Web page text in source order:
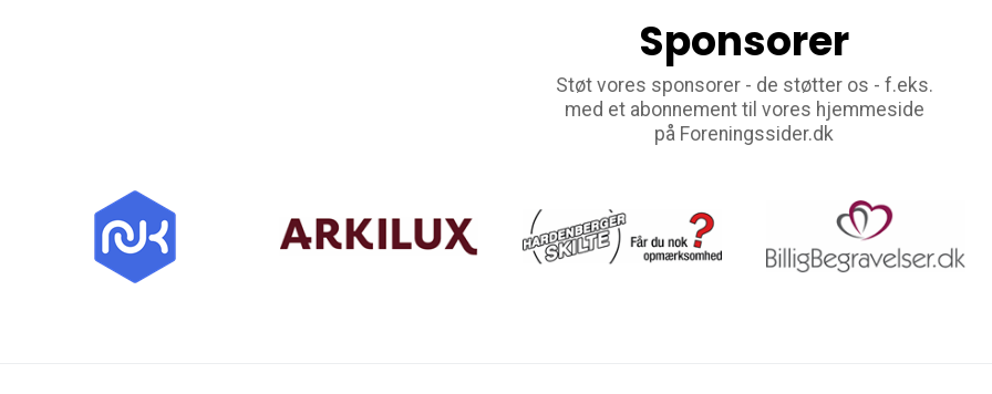
Sponsorer
Støt vores sponsorer - de støtter os - f.eks.
med et abonnement til vores hjemmeside
på Foreningssider.dk